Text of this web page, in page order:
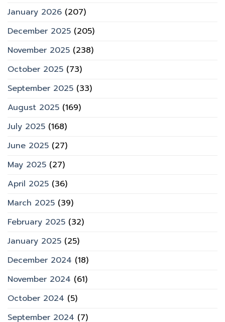
January 2026 (207)
December 2025 (205)
November 2025 (238)
October 2025 (73)
September 2025 (33)
August 2025 (169)
July 2025 (168)
June 2025 (27)
May 2025 (27)
April 2025 (36)
March 2025 (39)
February 2025 (32)
January 2025 (25)
December 2024 (18)
November 2024 (61)
October 2024 (5)
September 2024 (7)